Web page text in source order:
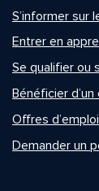
S’informer sur
Entrer en
Se qualifier ou
Bénéficier
Offres
Demander un